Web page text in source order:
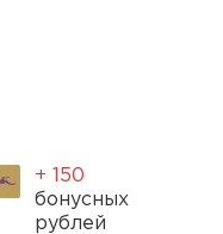
+ 150
бонусных
рублей